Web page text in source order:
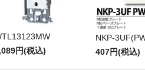
円(税込)
NKP-
407円(税込)